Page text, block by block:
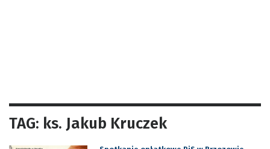
TAG: ks. Jakub Kruczek